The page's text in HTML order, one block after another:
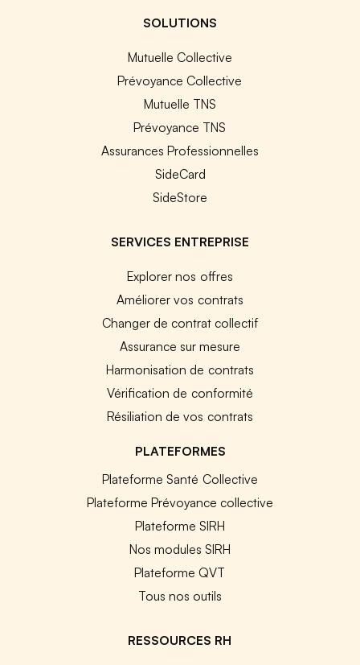
SOLUTIONS
Mutuelle Collective
Prévoyance Collective
Mutuelle TNS
Prévoyance TNS
Assurances Professionnelles
SideCard
SideStore
SERVICES ENTREPRISE
Explorer nos offres
Améliorer vos contrats
Changer de contrat collectif
Assurance sur mesure
Harmonisation de contrats
Vérification de conformité
Résiliation de vos contrats
PLATEFORMES
Plateforme Santé Collective
Plateforme Prévoyance collective
Plateforme SIRH
Nos modules SIRH
Plateforme QVT
Tous nos outils
RESSOURCES RH